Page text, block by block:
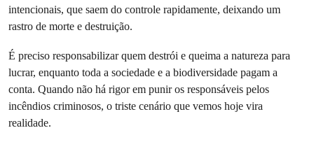
intencionais, que saem do controle rapidamente, deixando um
rastro de morte e destruição.
É preciso responsabilizar quem destrói e queima a natureza para
lucrar, enquanto toda a sociedade e a biodiversidade pagam a
conta. Quando não há rigor em punir os responsáveis pelos
incêndios criminosos, o triste cenário que vemos hoje vira
realidade.